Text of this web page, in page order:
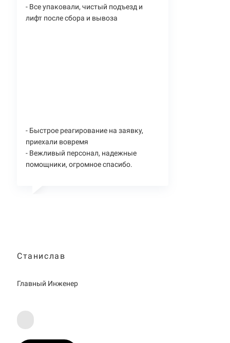
- Все упаковали, чистый подъезд и
лифт после сбора и вывоза
- Быстрое реагирование на заявку,
приехали вовремя
- Вежливый персонал, надежные
помощники, огромное спасибо.
Станислав
Главный Инженер